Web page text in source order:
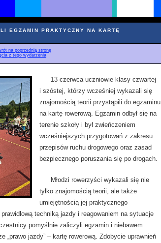
EGZAMIN PRAKTYCZNY NA KARTĘ
na poprzednią stronę
z tego wydarzenia
13 czerwca uczniowie klasy czwartej
i szóstej, którzy wcześniej wykazali się
znajomością teorii przystąpili do egzaminu
na kartę rowerową. Egzamin odbył się na
terenie szkoły i był zwieńczeniem
wcześniejszych przygotowań z zakresu
przepisów ruchu drogowego oraz zasad
bezpiecznego poruszania się po drogach.
Młodzi rowerzyści wykazali się nie
tylko znajomością teorii, ale także
umiejętnością jej praktycznego
techniką jazdy i reagowaniem na sytuacje
pomyślnie zaliczyli egzamin i niebawem
„prawo jazdy” – kartę rowerową. Zdobycie uprawnień